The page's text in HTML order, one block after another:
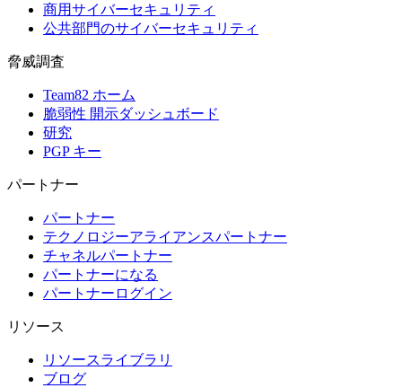
商用サイバーセキュリティ
公共部門のサイバーセキュリティ
脅威調査
Team82 ホーム
脆弱性 開示ダッシュボード
研究
PGP キー
パートナー
パートナー
テクノロジーアライアンスパートナー
チャネルパートナー
パートナーになる
パートナーログイン
リソース
リソースライブラリ
ブログ